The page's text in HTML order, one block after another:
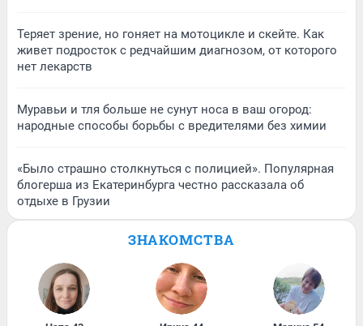
Теряет зрение, но гоняет на мотоцикле и скейте. Как
живет подросток с редчайшим диагнозом, от которого
нет лекарств
Муравьи и тля больше не сунут носа в ваш огород:
народные способы борьбы с вредителями без химии
«Было страшно столкнуться с полицией». Популярная
блогерша из Екатеринбурга честно рассказала об
отдыхе в Грузии
ЗНАКОМСТВА